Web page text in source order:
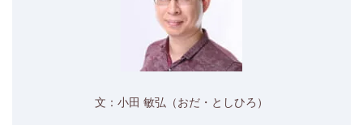
文：小田 敏弘（おだ・としひろ）